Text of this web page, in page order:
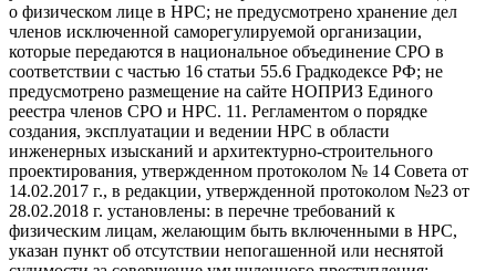
о физическом лице в НРС; не предусмотрено хранение дел
членов исключенной саморегулируемой организации,
которые передаются в национальное объединение СРО в
соответствии с частью 16 статьи 55.6 Градкодексе РФ; не
предусмотрено размещение на сайте НОПРИЗ Единого
реестра членов СРО и НРС. 11. Регламентом о порядке
создания, эксплуатации и ведении НРС в области
инженерных изысканий и архитектурно-строительного
проектирования, утвержденном протоколом № 14 Совета от
14.02.2017 г., в редакции, утвержденной протоколом №23 от
28.02.2018 г. установлены: в перечне требований к
физическим лицам, желающим быть включенными в НРС,
указан пункт об отсутствии непогашенной или неснятой